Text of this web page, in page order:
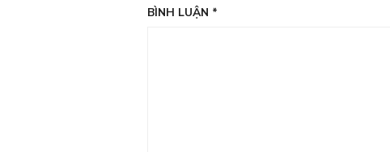
BÌNH LUẬN *